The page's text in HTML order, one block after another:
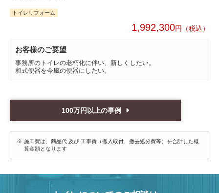
トイレリフォーム
1,992,300円
お客様のご要望
事務所のトイレの老朽化に伴い、新しくしたい。
和式便器を今風の便器にしたい。
100万円以上の事例
施工費は、商品代 及び 工事費（搬入取付、撤去処分費等）を合計した概
算金額となります